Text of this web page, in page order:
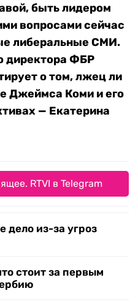
быть лидером
вопросами сейчас
либеральные СМИ.
директора ФБР
о том, лжец ли
Джеймса Коми и его
— Екатерина
RTVI в Telegram
дело из-за угроз
стоит за первым